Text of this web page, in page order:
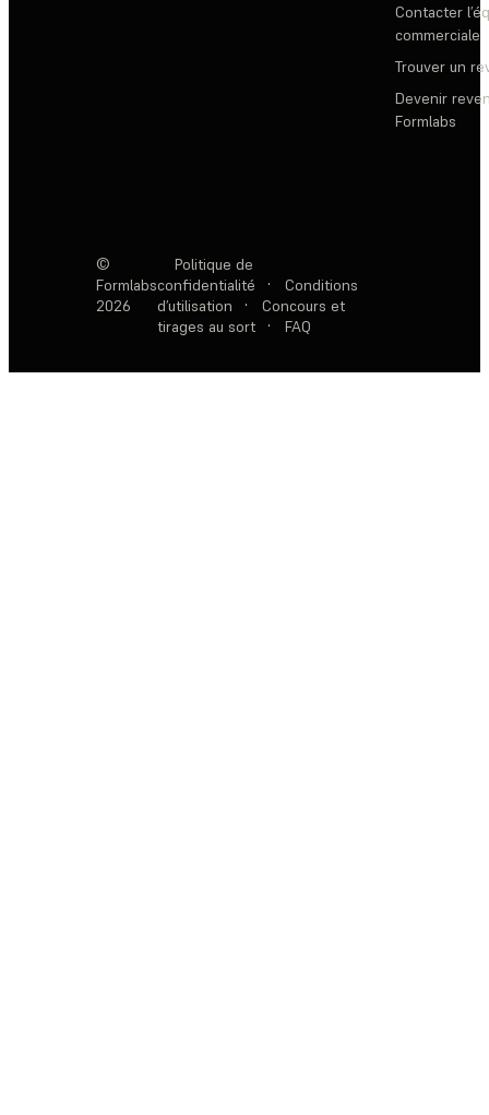
Contacter
commerciale
Trouver un
Devenir
Formlabs
©
Formlabs
2026
Politique de
confidentialité
·
Conditions
d’utilisation
·
Concours et
tirages au sort
· FAQ